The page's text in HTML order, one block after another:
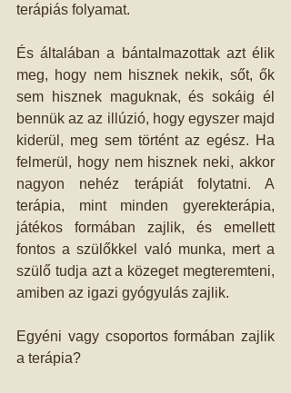
terápiás folyamat.
És általában a bántalmazottak azt élik
meg, hogy nem hisznek nekik, sőt, ők
sem hisznek maguknak, és sokáig él
bennük az az illúzió, hogy egyszer majd
kiderül, meg sem történt az egész. Ha
felmerül, hogy nem hisznek neki, akkor
nagyon nehéz terápiát folytatni. A
terápia, mint minden gyerekterápia,
játékos formában zajlik, és emellett
fontos a szülőkkel való munka, mert a
szülő tudja azt a közeget megteremteni,
amiben az igazi gyógyulás zajlik.
Egyéni vagy csoportos formában zajlik
a terápia?